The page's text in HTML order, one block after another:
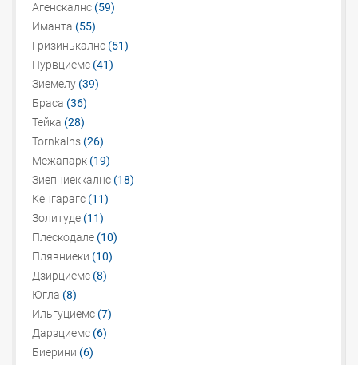
Агенскалнс (59)
Иманта (55)
Гризинькалнс (51)
Пурвциемс (41)
Зиемелу (39)
Браса (36)
Тейка (28)
Tornkalns (26)
Межапарк (19)
Зиепниеккалнс (18)
Кенгарагс (11)
Золитуде (11)
Плескодале (10)
Плявниеки (10)
Дзирциемс (8)
Югла (8)
Ильгуциемс (7)
Дарзциемс (6)
Биерини (6)